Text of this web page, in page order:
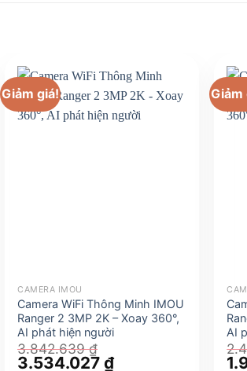
Giảm giá!
CAMERA IMOU
Camera WiFi Thông Minh IMOU
Ranger 2 3MP 2K – Xoay 360°,
AI phát hiện người
3.842.639₫
Giá
3.534.027₫Giá
Giảm
AI